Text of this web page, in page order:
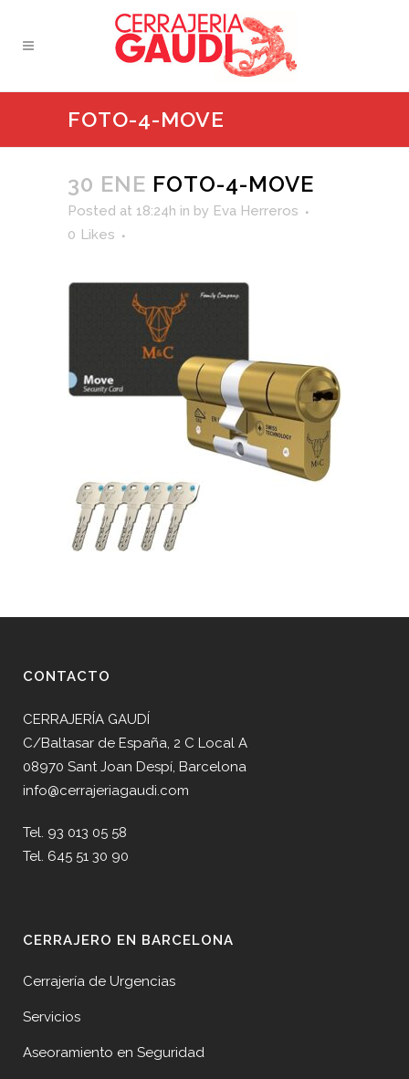
FOTO-4-MOVE
30 ENE FOTO-4-MOVE
Posted at 18:24h in by Eva Herreros
0 Likes
CONTACTO
CERRAJERÍA GAUDÍ
C/Baltasar de España, 2 C Local A
08970 Sant Joan Despí, Barcelona
info@cerrajeriagaudi.com
Tel. 93 013 05 58
Tel. 645 51 30 90
CERRAJERO EN BARCELONA
Cerrajería de Urgencias
Servicios
Aseoramiento en Seguridad